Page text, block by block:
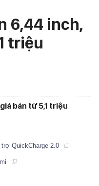
6,44 inch,
triệu
bán từ 5,1 triệu
QuickCharge 2.0